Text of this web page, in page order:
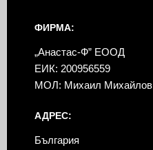
ФИРМА:
„Анастас-Ф” ЕООД
ЕИК: 200956559
МОЛ: Михаил Михайлов
АДРЕС:
България